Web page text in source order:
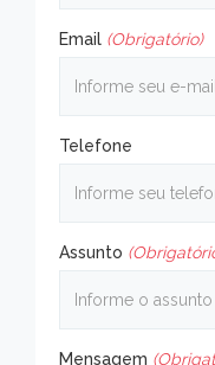
Email (Obrigatório)
Telefone
Assunto
Mensagem